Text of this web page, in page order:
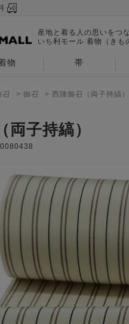
産地と着る人の思いをつ
いち利モール 着物（きも
物 帯
召 > 御召 > 西陣御召（両子持縞）
両子持縞）